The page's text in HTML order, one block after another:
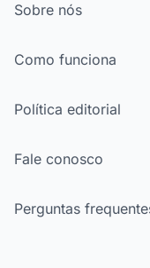
Sobre nós
Como funciona
Política editorial
Fale conosco
Perguntas